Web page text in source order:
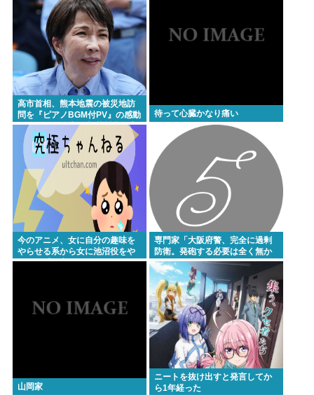
VIP過疎った理由、作曲ゲェジ説
ゴールデンレトリバーとかいう犬、欠点が存在しな
い
手巻きタバコとかいうコスパ最強の喫煙方法
母親「下の娘が自閉症じゃなくなった！6年間よくぞ
乗り越えた(TдT)」👈335万バズwww
ケンモメンが考える、最強の現実逃避の方法
Powered by livedoor 相互RSS
高市首相、熊本地震の被災地訪
問を『ピアノBGM付PV』の感動
ポルノにして大炎上 芥川賞作家
ぶちぎれ「アホか！」
待って心臓かなり痛い
今のアニメ、女に自分の趣味を
やらせる系から女に池沼役をや
らせる系へ変化
専門家「大阪府警、完全に過剰
防衛。発砲する必要は全く無か
った」
山岡家
ニートを抜け出すと発言してか
ら1年経った